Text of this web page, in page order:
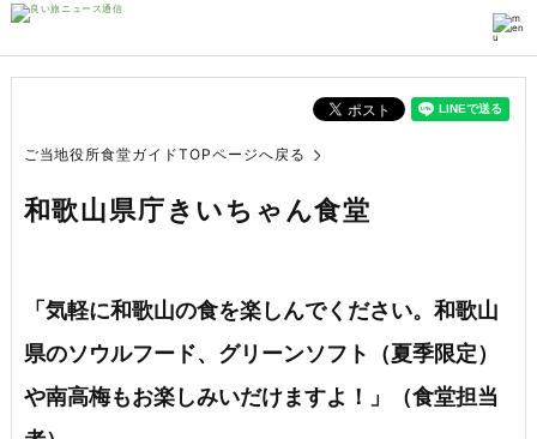
ご当地役所食堂ガイドTOPページへ戻る
和歌山県庁きいちゃん食堂
「気軽に和歌山の食を楽しんでください。和歌山
県のソウルフード、グリーンソフト（夏季限定）
や南高梅もお楽しみいだけますよ！」（食堂担当